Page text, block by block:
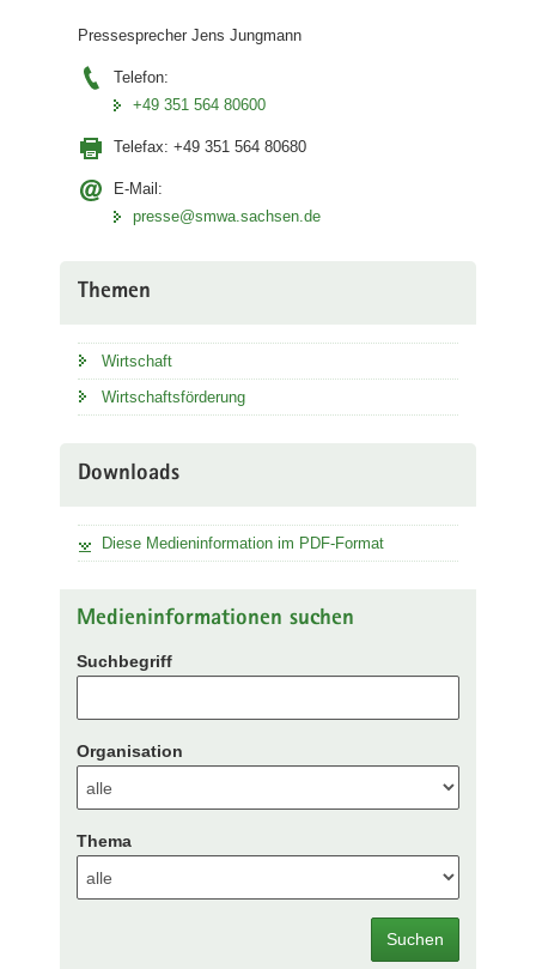
Pressesprecher Jens Jungmann
Telefon:
+49 351 564 80600
Telefax: +49 351 564 80680
E-Mail:
presse@smwa.sachsen.de
Themen
Wirtschaft
Wirtschaftsförderung
Downloads
Diese Medieninformation im PDF-Format
Medieninformationen suchen
Suchbegriff
Organisation
Thema
Suchen